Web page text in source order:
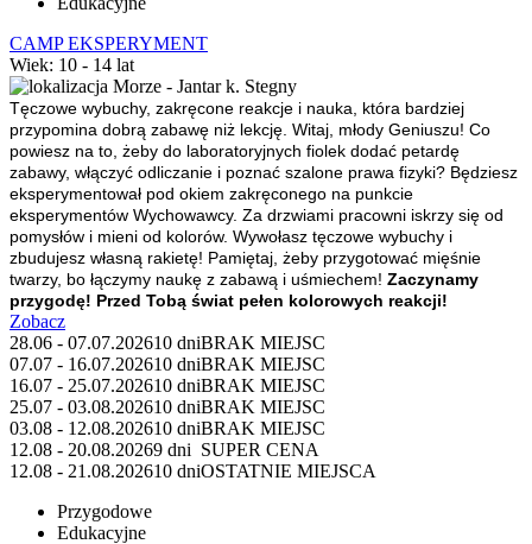
CAMP EKSPERYMENT
Wiek: 10 - 14 lat
Morze - Jantar k. Stegny
Tęczowe wybuchy, zakręcone reakcje i nauka, która bardziej
przypomina dobrą zabawę niż lekcję. Witaj, młody Geniuszu! Co
powiesz na to, żeby do laboratoryjnych fiolek dodać petardę
zabawy, włączyć odliczanie i poznać szalone prawa fizyki? Będziesz
eksperymentował pod okiem zakręconego na punkcie
eksperymentów Wychowawcy. Za drzwiami pracowni iskrzy się od
pomysłów i mieni od kolorów. Wywołasz tęczowe wybuchy i
zbudujesz własną rakietę! Pamiętaj, żeby przygotować mięśnie
twarzy, bo łączymy naukę z zabawą i uśmiechem! Zaczynamy
przygodę! Przed Tobą świat pełen kolorowych reakcji!
Zobacz
28.06 - 07.07.202610 dniBRAK MIEJSC
07.07 - 16.07.202610 dniBRAK MIEJSC
16.07 - 25.07.202610 dniBRAK MIEJSC
25.07 - 03.08.202610 dniBRAK MIEJSC
03.08 - 12.08.202610 dniBRAK MIEJSC
12.08 - 20.08.20269 dni SUPER CENA
12.08 - 21.08.202610 dniOSTATNIE MIEJSCA
Przygodowe
Edukacyjne